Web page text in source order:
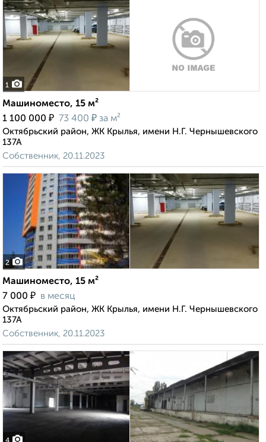
1
Машиноместо, 15 м²
1 100 000 ₽ 73 400 ₽ за м²
Октябрьский район, ЖК Крылья, имени Н.Г. Чернышевского
137А
Собственник, 20.11.2023
2
Машиноместо, 15 м²
7 000 ₽ в месяц
Октябрьский район, ЖК Крылья, имени Н.Г. Чернышевского
137А
Собственник, 20.11.2023